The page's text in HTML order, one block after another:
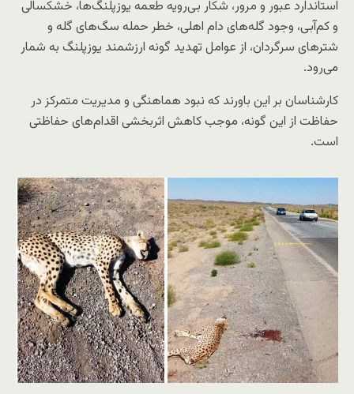
استاندارد عبور و مرور، شکار بی‌رویه طعمه یوزپلنگ‌ها، خشکسالی
و کم‌آبی، وجود گله‌های دام اهلی، خطر حمله سگ‌های گله و
شترهای سرگردان، از عوامل تهدید گونه ارزشمند یوزپلنگ به شمار
می‌رود.
کارشناسان بر این باورند که نبود هماهنگی و مدیریت متمرکز در
حفاظت از این گونه، موجب کاهش اثربخشی اقدام‌های حفاظتی
است.